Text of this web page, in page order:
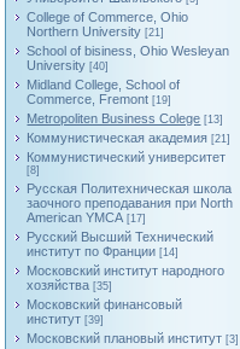
College of Commerce, Ohio
Northern University [21]
School of bisiness, Ohio Wesleyan
University [40]
Midland College, School of
Commerce, Fremont [19]
Metropoliten Business Colege [13]
Коммунистическая академия [21]
Коммунистический университет
[8]
Русская Политехническая школа
заочного преподавания при North
American YMCA [17]
Русский Высший Технический
институт по Франции [14]
Московский институт народного
хозяйства [35]
Московский финансовый
институт [39]
Московский плановый институт [3]